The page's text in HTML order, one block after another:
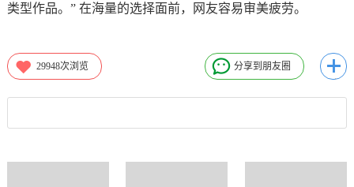
类型作品。” 在海量的选择面前，网友容易审美疲劳。
29948次浏览 分享到朋友圈